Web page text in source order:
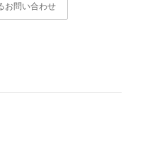
お問い合わせ